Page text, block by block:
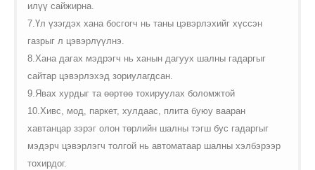
илүү сайжирна.
7.Үл үзэгдэх хана босгогч нь таны цэвэрлэхийг хүссэн
газрыг л цэвэрлүүлнэ.
8.Хана дагах мэдрэгч нь ханын дагуух шалны гадаргыг
сайтар цэвэрлэхэд зориулагдсан.
9.Явах хурдыг та өөртөө тохируулах боломжтой
10.Хивс, мод, паркет, хулдаас, плита буюу вааран
хавтанцар зэрэг олон төрлийн шалны тэгш бус гадаргыг
мэдэрч цэвэрлэгч толгой нь автоматаар шалны хэлбэрээр
тохирдог.